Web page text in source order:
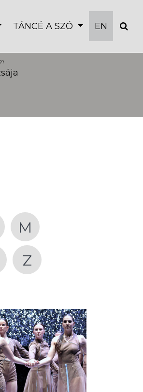
TÁNCÉ A SZÓ EN
M
Z